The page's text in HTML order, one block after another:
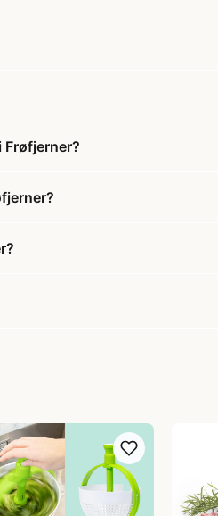
Frøfjerner?